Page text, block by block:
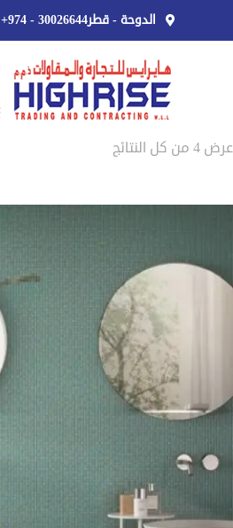
الدوحة - قطر+974 - 30026644
عرض ⁦4⁩ من كل النتائج